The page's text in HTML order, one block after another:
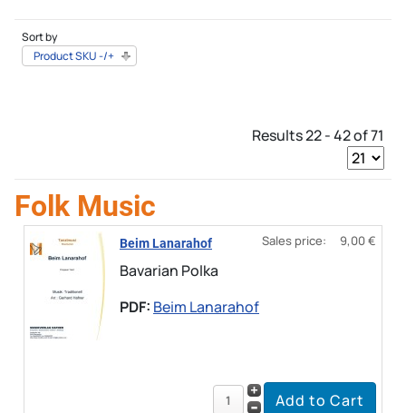
Sort by
Product SKU -/+
Results 22 - 42 of 71
Folk Music
Beim Lanarahof
Bavarian Polka
PDF: Beim Lanarahof
Sales price: 9,00 €